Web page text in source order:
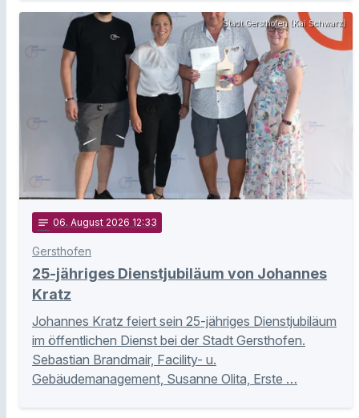
Stadt Gersthofen (Kai Schwarz)
notes 06. August 2026 12:33
Gersthofen
25-jähriges Dienstjubiläum von Johannes
Kratz
Johannes Kratz feiert sein 25-jähriges Dienstjubiläum
im öffentlichen Dienst bei der Stadt Gersthofen.
Sebastian Brandmair, Facility- u.
Gebäudemanagement, Susanne Olita, Erste …